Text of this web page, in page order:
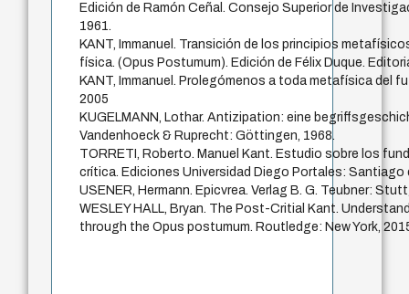
Edición de Ramón Ceñal. Consejo Superior de
1961.
KANT, Immanuel. Transición de los principios
física. (Opus Postumum). Edición de Félix Duque.
KANT, Immanuel. Prolegómenos a toda metafísica del
2005
KUGELMANN, Lothar. Antizipation: eine
Vandenhoeck & Ruprecht: Göttingen, 1968.
TORRETI, Roberto. Manuel Kant. Estudio sobre los
crítica. Ediciones Universidad Diego Portales: Santiago
USENER, Hermann. Epicvrea. Verlag B. G. Teubner:
WESLEY HALL, Bryan. The Post-Critial Kant.
through the Opus postumum. Routledge: New York,